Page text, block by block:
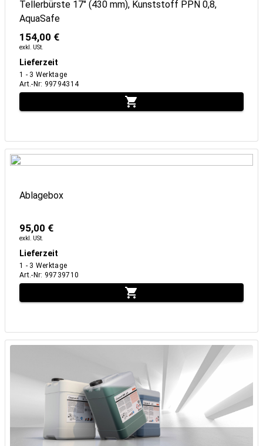
Tellerbürste 17" (430 mm), Kunststoff PPN 0,8,
AquaSafe
154,00 €
exkl. USt.
Lieferzeit
1 - 3 Werktage
Art.-Nr: 99794314
Ablagebox
95,00 €
exkl. USt.
Lieferzeit
1 - 3 Werktage
Art.-Nr: 99739710